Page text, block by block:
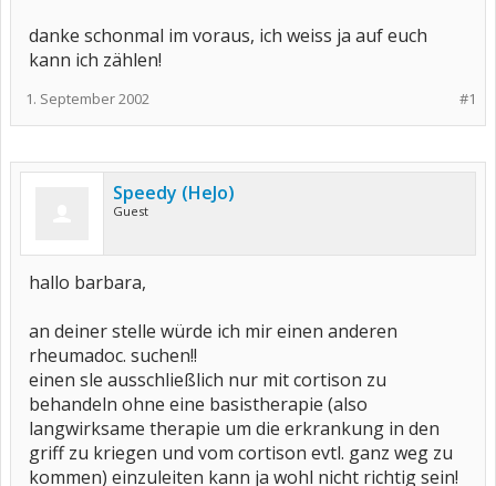
danke schonmal im voraus, ich weiss ja auf euch
kann ich zählen!
#1
1. September 2002
Speedy (HeJo)
Guest
hallo barbara,
an deiner stelle würde ich mir einen anderen
rheumadoc. suchen!!
einen sle ausschließlich nur mit cortison zu
behandeln ohne eine basistherapie (also
langwirksame therapie um die erkrankung in den
griff zu kriegen und vom cortison evtl. ganz weg zu
kommen) einzuleiten kann ja wohl nicht richtig sein!